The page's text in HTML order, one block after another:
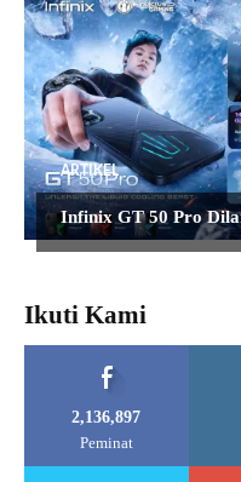
ARTIKEL
Infinix GT 50 Pro
Ikuti Kami
2,136,897
Peminat